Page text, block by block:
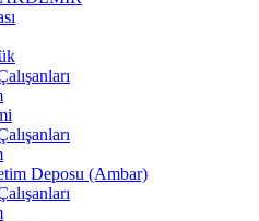
Deposu (Ambar)